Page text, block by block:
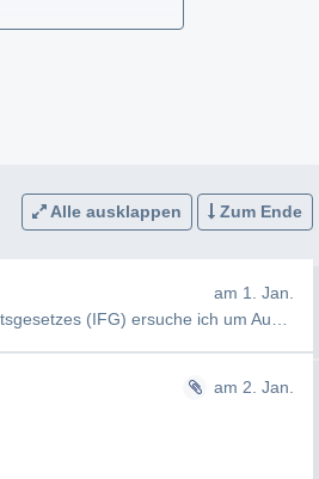
verwaltet wird
Richtlinie, interne
Darstellung, wie
Alle ausklappen Zum Ende
am 1. Jan.
(IFG) ersuche ich um Auskunft zu den…
am 2. Jan.